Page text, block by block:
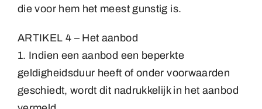
die voor hem het meest gunstig is.
ARTIKEL 4 – Het aanbod
1. Indien een aanbod een beperkte
geldigheidsduur heeft of onder voorwaarden
geschiedt, wordt dit nadrukkelijk in het aanbod